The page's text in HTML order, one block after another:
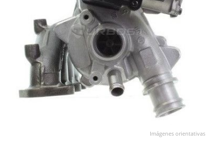
Imágenes orientativas